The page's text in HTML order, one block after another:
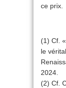
ce prix.
(1) Cf.
le
2024.
(2) Cf.